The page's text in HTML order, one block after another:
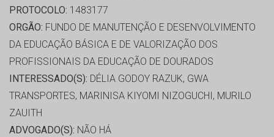
PROTOCOLO: 1483177
ORGÃO: FUNDO DE MANUTENÇÃO E DESENVOLVIMENTO
DA EDUCAÇÃO BÁSICA E DE VALORIZAÇÃO DOS
PROFISSIONAIS DA EDUCAÇÃO DE DOURADOS
INTERESSADO(S): DÉLIA GODOY RAZUK, GWA
TRANSPORTES, MARINISA KIYOMI NIZOGUCHI, MURILO
ZAUITH
ADVOGADO(S): NÃO HÁ